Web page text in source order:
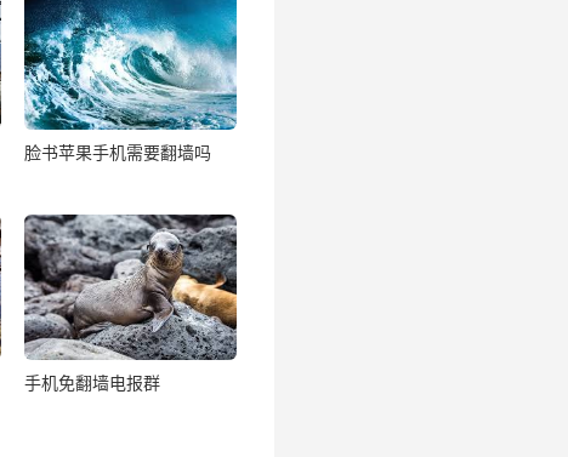
脸书苹果手机需要翻墙吗
手机免翻墙电报群